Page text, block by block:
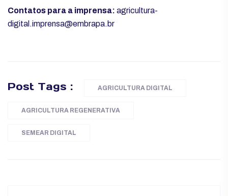
Contatos para a imprensa: agricultura-
digital.imprensa@embrapa.br
Post Tags : AGRICULTURA DIGITAL
AGRICULTURA REGENERATIVA
SEMEAR DIGITAL